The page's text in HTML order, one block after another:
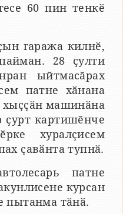
60 пин тенкӗ
гаража килнӗ,
28 ҫулти
ыйтмасӑрах
патне хӑнана
хыҫҫӑн машинӑна
ҫурт картишӗнче
хуралҫисем
ҫавӑнта тупнӑ.
патне
курсан
пытанма тӑнӑ.